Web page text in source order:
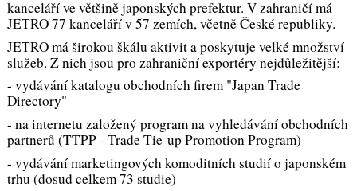
kanceláří ve většině japonských prefektur. V zahraničí má
JETRO 77 kanceláří v 57 zemích, včetně České republiky.
JETRO má širokou škálu aktivit a poskytuje velké množství
služeb. Z nich jsou pro zahraniční exportéry nejdůležitější:
- vydávání katalogu obchodních firem "Japan Trade
Directory"
- na internetu založený program na vyhledávání obchodních
partnerů (TTPP - Trade Tie-up Promotion Program)
- vydávání marketingových komoditních studií o japonském
trhu (dosud celkem 73 studie)